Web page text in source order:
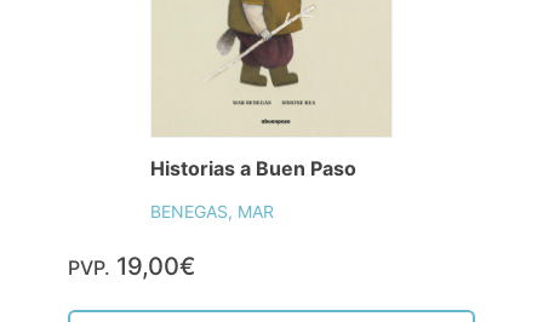
Historias a Buen Paso
BENEGAS, MAR
PVP. 19,00€